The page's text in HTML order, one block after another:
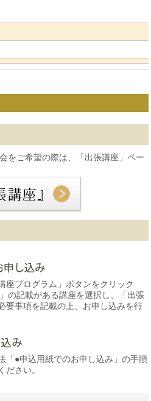
をご希望の際は、「出張講座」ペー
座プログラム」ボタンをクリック
の記載がある講座を選択し、「出張
要事項を記載の上、お申し込みを行
「●申込用紙でのお申し込み」の手順
ださい。